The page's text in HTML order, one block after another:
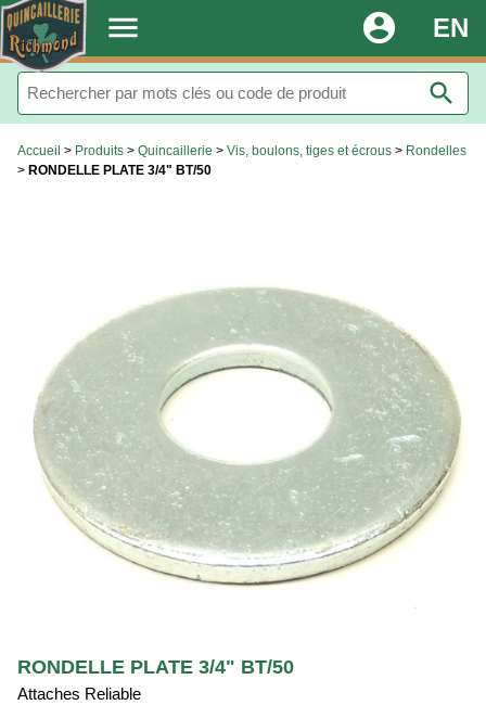
. menu EN
account_circle
search
Accueil > Produits > Quincaillerie > Vis, boulons, tiges et écrous > Rondelles
> RONDELLE PLATE 3/4" BT/50
RONDELLE PLATE 3/4" BT/50
Attaches Reliable